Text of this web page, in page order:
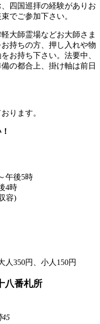
四国巡拝の経験がありお
でご参加下さい。
大師霊場などお大師さま
持ちの方、押し入れや物
お持ち下さい。法要中、
の都合上、掛け軸は前日
ります。
午後5時
4時
容)
350円、小人150円
八番札所
45